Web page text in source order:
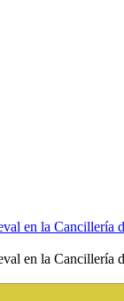
en la Cancillería
en la Cancillería